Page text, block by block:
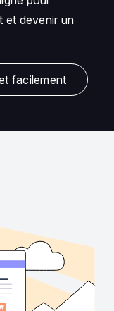
et devenir un
facilement